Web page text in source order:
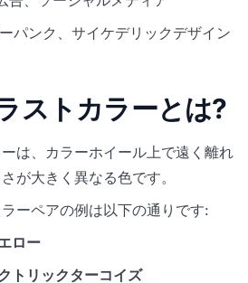
パンク、サイケデリックデザイン
ストカラーとは?
は、カラーホイール上で遠く離れ
が大きく異なる色です。
ーペアの例は以下の通りです:
ロー
トリックターコイズ